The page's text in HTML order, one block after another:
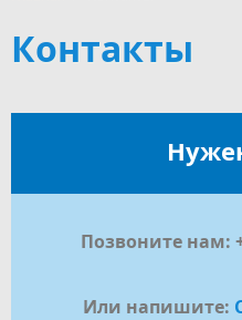
Контакты
Позвоните нам:
Или напишите: